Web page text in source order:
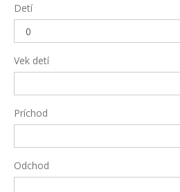
Detí
Vek detí
Príchod
Odchod